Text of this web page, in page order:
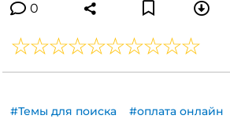
0
#Темы для поиска #оплата онлайн